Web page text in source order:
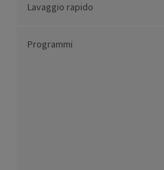
Lavaggio rapido
Programmi